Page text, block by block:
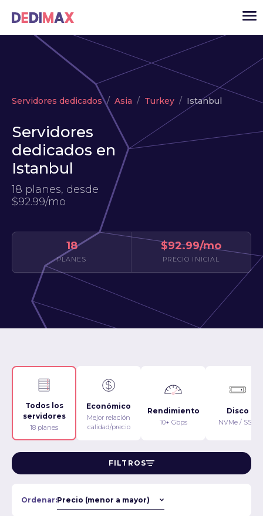
VPS
Servidores dedicados
Servidores dedicados Asia Turkey Istanbul
Servidores
dedicados en
Istanbul
18 planes, desde
$92.99/mo
18
PLANES
$92.99/mo
PRECIO INICIAL
Todos los
servidores
18 planes
Económico
Mejor relación
calidad/precio
Rendimiento
10+ Gbps
Disco
NVMe / SSD
FILTROS
Ordenar: